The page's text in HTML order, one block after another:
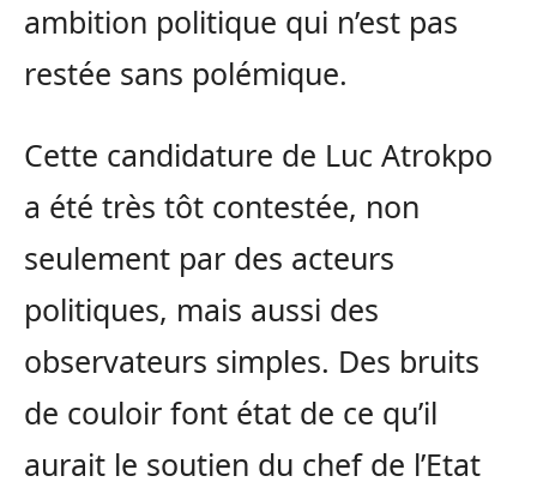
ambition politique qui n’est pas
restée sans polémique.
Cette candidature de Luc Atrokpo
a été très tôt contestée, non
seulement par des acteurs
politiques, mais aussi des
observateurs simples. Des bruits
de couloir font état de ce qu’il
aurait le soutien du chef de l’Etat